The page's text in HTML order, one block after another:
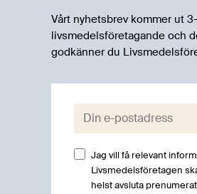
Vårt nyhetsbrev kommer ut
livsmedelsföretagande och
godkänner du
E-post:
Jag vill få relevant
Livsmedelsföretagen
helst avsluta